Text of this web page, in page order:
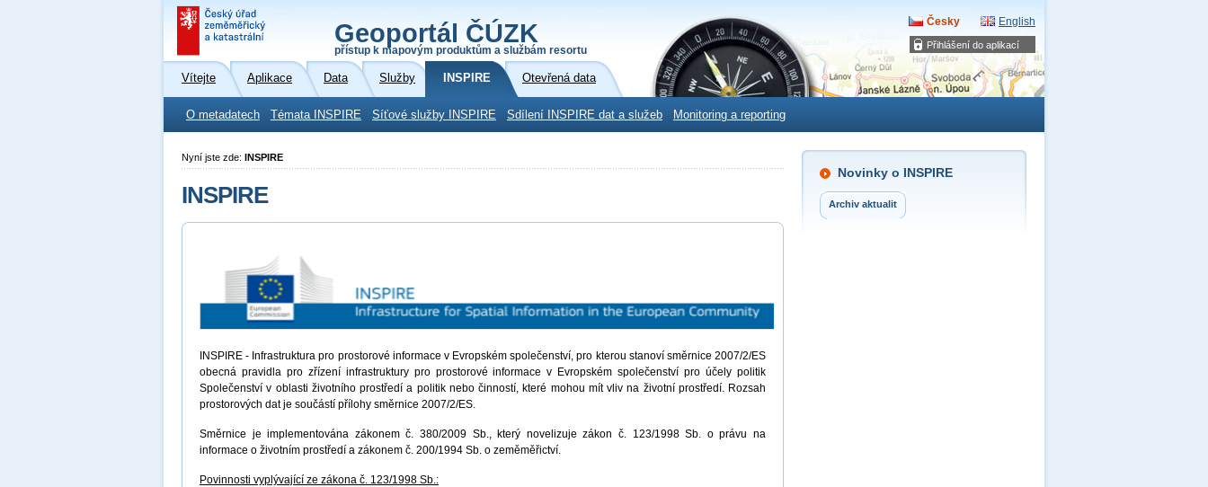
Přihlášení do aplikací
Geoportál ČÚZK
přístup k mapovým produktům a službám resortu
Česky English
Vítejte Aplikace Data Služby INSPIRE Otevřená data
O metadatech Témata INSPIRE Síťové služby INSPIRE Sdílení INSPIRE dat a služeb Monitoring a reporting
Novinky o INSPIRE
Archiv aktualit
Nyní jste zde: INSPIRE
INSPIRE
INSPIRE - Infrastruktura pro prostorové informace v Evropském společenství, pro kterou stanoví směrnice 2007/2/ES
obecná pravidla pro zřízení infrastruktury pro prostorové informace v Evropském společenství pro účely politik
Společenství v oblasti životního prostředí a politik nebo činností, které mohou mít vliv na životní prostředí. Rozsah
prostorových dat je součástí přílohy směrnice 2007/2/ES.
Směrnice je implementována zákonem č. 380/2009 Sb., který novelizuje zákon č. 123/1998 Sb. o právu na
informace o životním prostředí a zákonem č. 200/1994 Sb. o zeměměřictví.
Povinnosti vyplývající ze zákona č. 123/1998 Sb.: